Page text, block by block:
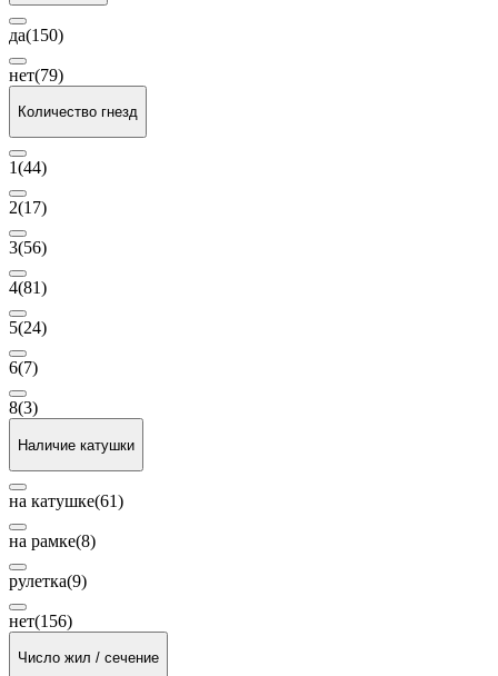
да(150)
нет(79)
Количество гнезд
1(44)
2(17)
3(56)
4(81)
5(24)
6(7)
8(3)
Наличие катушки
на катушке(61)
на рамке(8)
рулетка(9)
нет(156)
Число жил / сечение